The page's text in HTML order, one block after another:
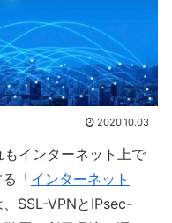
2020.10.03
インターネット上で
「インターネット
、SSL-VPNとIPsec-